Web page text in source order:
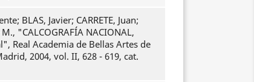
BLAS, Javier; CARRETE, Juan;
"CALCOGRAFÍA NACIONAL,
Real Academia de Bellas Artes de
2004, vol. II, 628 - 619, cat.